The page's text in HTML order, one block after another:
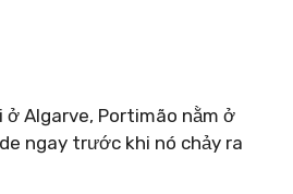
Algarve, Portimão nằm ở
ngay trước khi nó chảy ra